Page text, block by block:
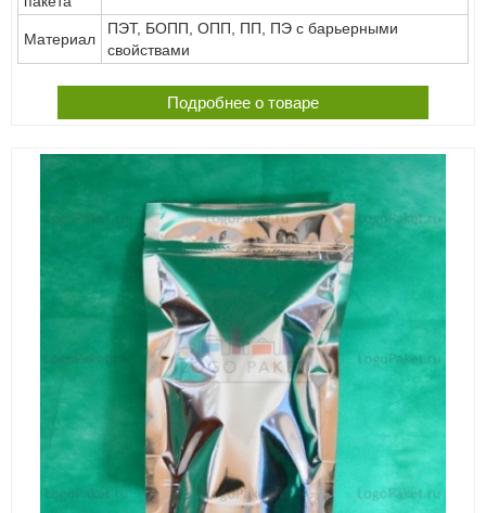
Материал
ПЭТ, БОПП, ОПП, ПП, ПЭ с барьерными
свойствами
Подробнее о товаре